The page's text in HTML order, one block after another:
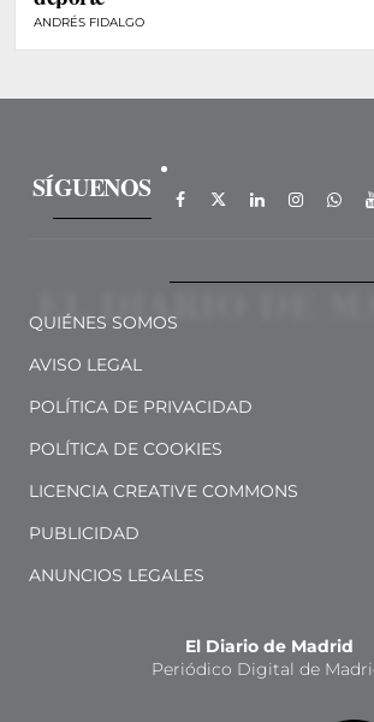
ANDRÉS FIDALGO
SÍGUENOS
QUIÉNES SOMOS
AVISO LEGAL
POLÍTICA DE PRIVACIDAD
POLÍTICA DE COOKIES
LICENCIA CREATIVE COMMONS
PUBLICIDAD
ANUNCIOS LEGALES
El Diario de Madrid
Periódico Digital de